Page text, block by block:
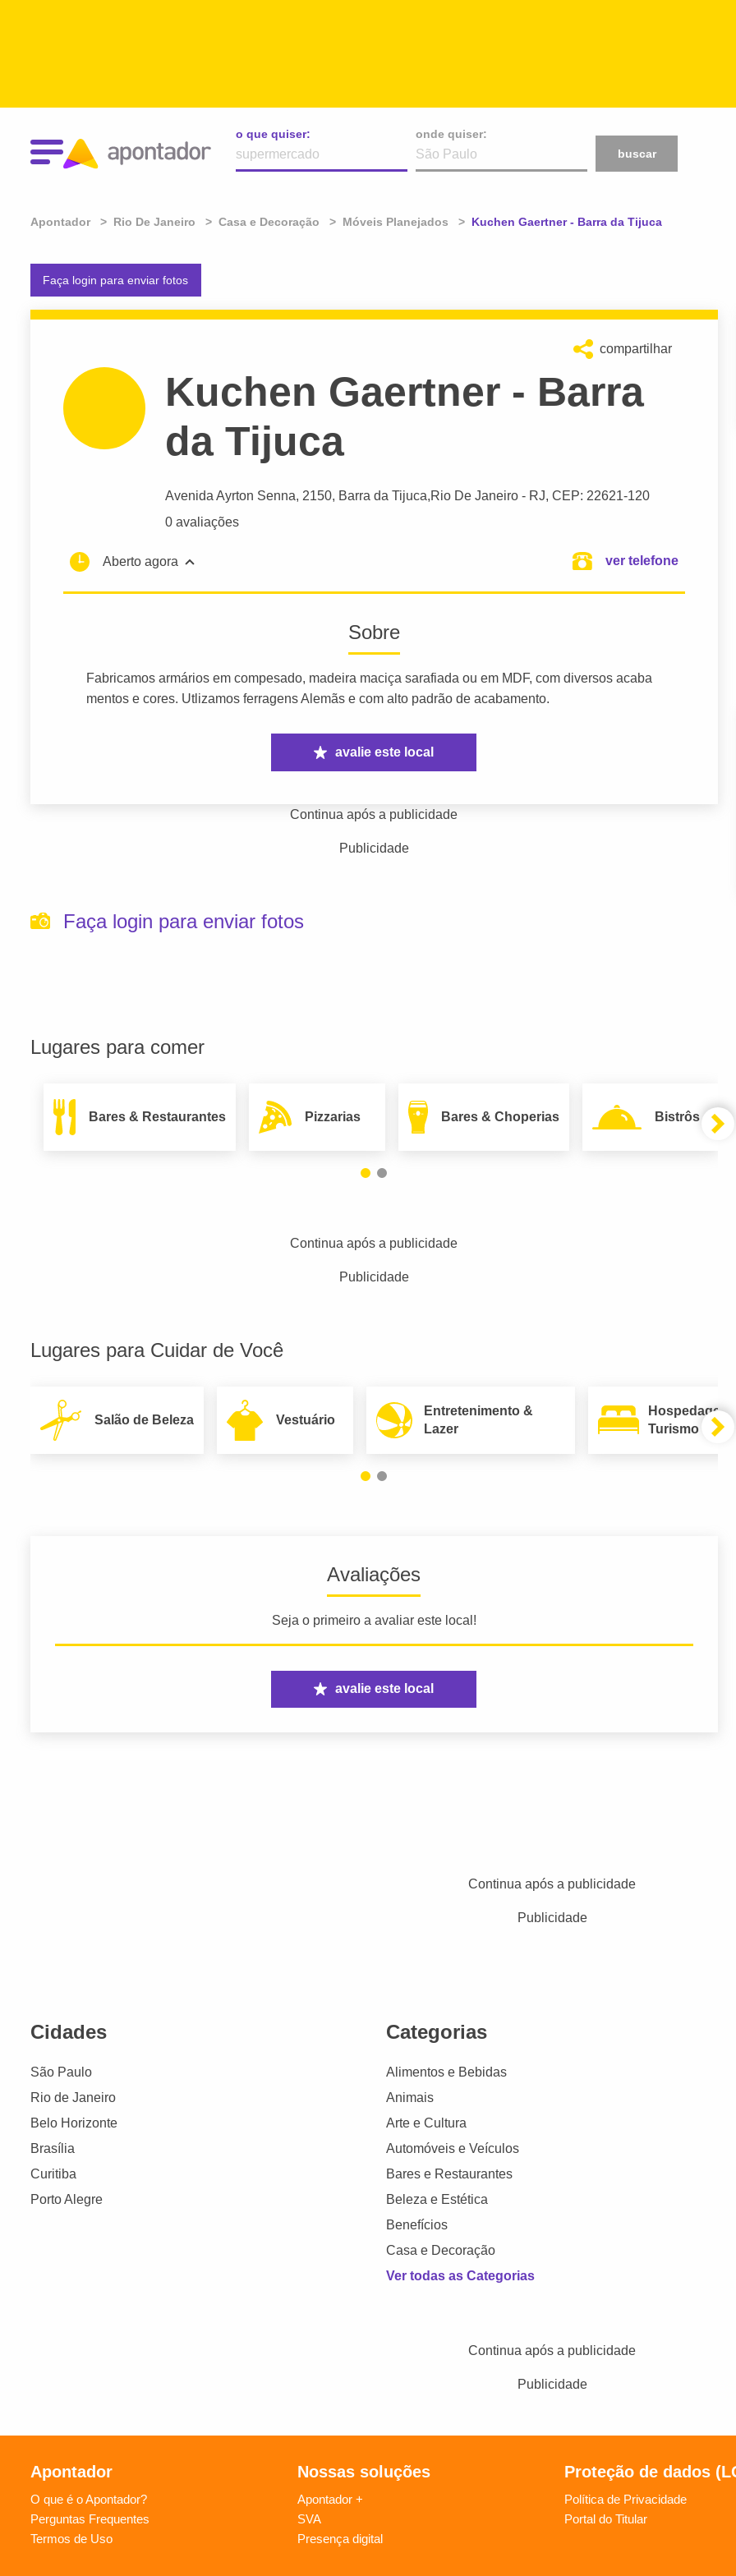
o que quiser:
onde quiser:
buscar
Apontador Rio De Janeiro Casa e Decoração Móveis Planejados Atual:
Kuchen Gaertner - Barra da Tijuca
Faça login para enviar fotos
compartilhar
Kuchen Gaertner - Barra
da Tijuca
Avenida Ayrton Senna, 2150, Barra da Tijuca,Rio De Janeiro - RJ, CEP: 22621-120
0 avaliações
Aberto agora ver telefone
Sobre
Fabricamos armários em compesado, madeira maciça sarafiada ou em MDF, com diversos acaba
mentos e cores. Utlizamos ferragens Alemãs e com alto padrão de acabamento.
avalie este local
Continua após a publicidade
Publicidade
Faça login para enviar fotos
Lugares para comer
Bares & Restaurantes Pizzarias Bares & Choperias Bistrôs
Continua após a publicidade
Publicidade
Lugares para Cuidar de Você
Salão de Beleza Vestuário
Entretenimento &
Lazer
Hospedagem
Turismo
Avaliações
Seja o primeiro a avaliar este local!
avalie este local
Continua após a publicidade
Publicidade
Cidades
São Paulo
Rio de Janeiro
Belo Horizonte
Brasília
Curitiba
Porto Alegre
Categorias
Alimentos e Bebidas
Animais
Arte e Cultura
Automóveis e Veículos
Bares e Restaurantes
Beleza e Estética
Benefícios
Casa e Decoração
Ver todas as Categorias
Continua após a publicidade
Publicidade
Apontador
O que é o Apontador?
Perguntas Frequentes
Termos de Uso
Nossas soluções
Apontador +
SVA
Presença digital
Proteção de dados
Política de Privacidade
Portal do Titular